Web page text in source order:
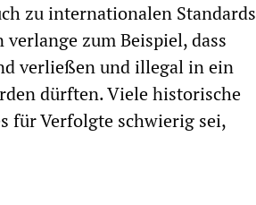
zu internationalen Standards
zum Beispiel, dass
verließen und illegal in ein
dürften. Viele historische
für Verfolgte schwierig sei,